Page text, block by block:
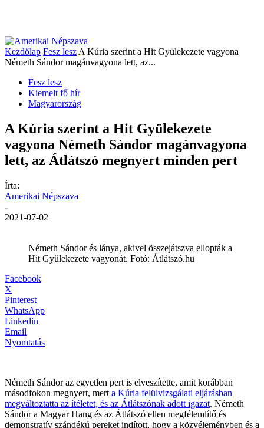
Kezdőlap Fesz lesz A Kúria szerint a Hit Gyülekezete vagyona
Németh Sándor magánvagyona lett, az...
Fesz lesz
Kiemelt fő hír
Magyarország
A Kúria szerint a Hit Gyülekezete
vagyona Németh Sándor magánvagyona
lett, az Átlátszó megnyert minden pert
Írta:
Amerikai Népszava
-
2021-07-02
Németh Sándor és lánya, akivel összejátszva ellopták a
Hit Gyülekezete vagyonát. Fotó: Átlátszó.hu
Facebook
X
Pinterest
WhatsApp
Linkedin
Email
Nyomtatás
Németh Sándor az egyetlen pert is elveszítette, amit korábban
másodfokon megnyert, mert a Kúria felülvizsgálati eljárásban
megváltoztatta az ítéletet, és az Átlátszónak adott igazat. Németh
Sándor a Magyar Hang és az Átlátszó ellen megfélemlítő és
demonstratív szándékú pereket indított, hogy a közvéleményben és a